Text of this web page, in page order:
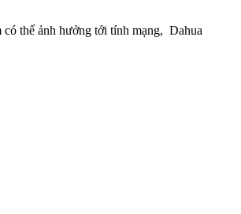
thể ảnh hưởng tới tính mạng, Dahua